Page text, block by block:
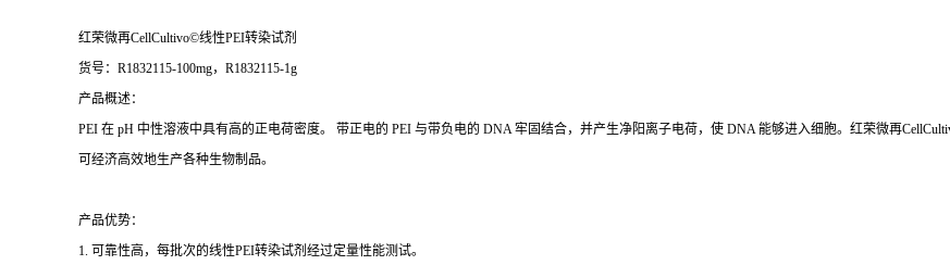
红荣微再CellCultivo©线性PEI转染试剂
货号：R1832115-100mg，R1832115-1g
产品概述：
PEI 在 pH 中性溶液中具有高的正电荷密度。 带正电的 PEI 与带负电的 DNA 牢固结合，并产生净阳离子电荷，使 DNA 能够进入细胞。红荣微再
可经济高效地生产各种生物制品。
产品优势：
1. 可靠性高，每批次的线性PEI转染试剂经过定量性能测试。